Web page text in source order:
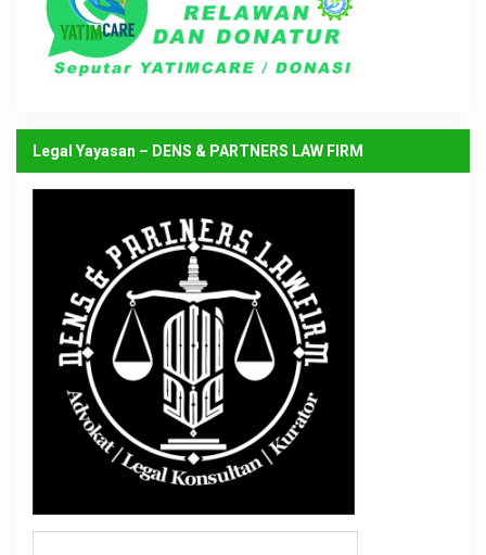
Legal Yayasan – DENS & PARTNERS LAW FIRM